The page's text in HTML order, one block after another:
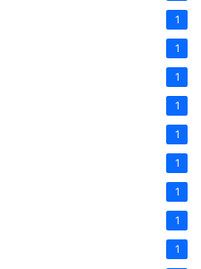
1
1
1
1
1
1
1
1
1